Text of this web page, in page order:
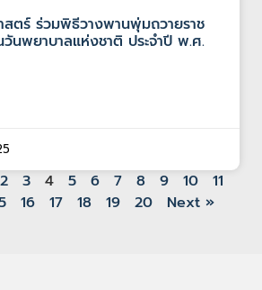
ตร์ ร่วมพิธีวางพานพุ่มถวายราช
วันพยาบาลแห่งชาติ ประจำปี พ.ศ.
2 3 4 5 6 7 8 9 10
11
16 17 18 19 20 Next »